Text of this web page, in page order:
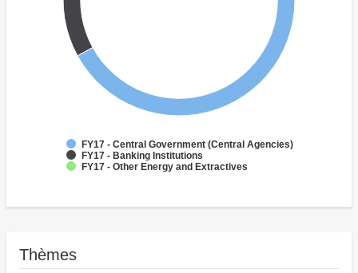
FY17 - Central Government (Central Agencies)
FY17 - Banking Institutions
FY17 - Other Energy and Extractives
Thèmes